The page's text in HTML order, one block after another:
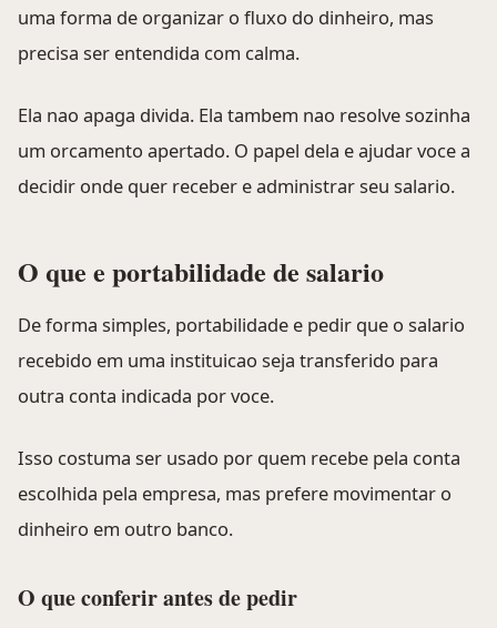
uma forma de organizar o fluxo do dinheiro, mas
precisa ser entendida com calma.
Ela nao apaga divida. Ela tambem nao resolve sozinha
um orcamento apertado. O papel dela e ajudar voce a
decidir onde quer receber e administrar seu salario.
O que e portabilidade de salario
De forma simples, portabilidade e pedir que o salario
recebido em uma instituicao seja transferido para
outra conta indicada por voce.
Isso costuma ser usado por quem recebe pela conta
escolhida pela empresa, mas prefere movimentar o
dinheiro em outro banco.
O que conferir antes de pedir